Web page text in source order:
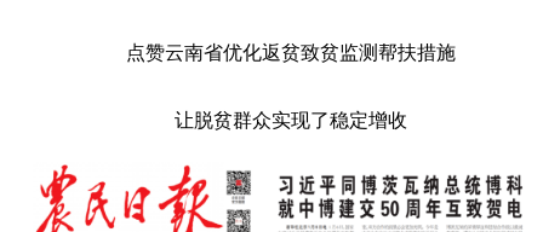
点赞云南省优化返贫致贫监测帮扶措施
让脱贫群众实现了稳定增收